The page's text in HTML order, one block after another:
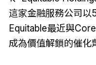
這家金融服務公司以
Equitable最近與
成為價值解鎖的催化